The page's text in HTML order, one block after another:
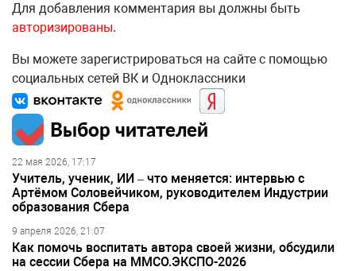
Для добавления комментария вы должны быть
авторизированы.
Вы можете зарегистрироваться на сайте с помощью
социальных сетей ВК и Одноклассники
Выбор читателей
22 мая 2026, 17:17
Учитель, ученик, ИИ – что меняется: интервью с
Артёмом Соловейчиком, руководителем Индустрии
образования Сбера
9 апреля 2026, 21:07
Как помочь воспитать автора своей жизни, обсудили
на сессии Сбера на ММСО.ЭКСПО-2026